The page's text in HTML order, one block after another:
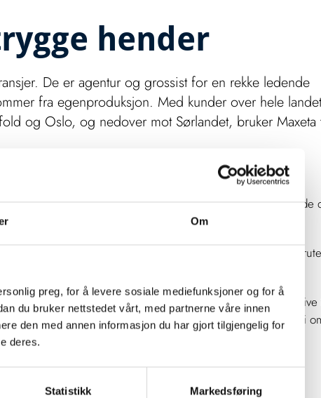
Om
preg, for å levere sosiale mediefunksjoner og for å
du bruker nettstedet vårt, med partnerne våre innen
den med annen informasjon du har gjort tilgjengelig for
deres.
Statistikk Markedsføring
hender
De er agentur og grossist for en rekke ledende
fra egenproduksjon. Med kunder over hele
og Oslo, og nedover mot Sørlandet, bruker Maxeta
som de benytter til mye av transporten sin, samtidig som de
kunder siden 2007.
og Oslo bruker vi dem hver dag, og så har de en
av varer til Oslo-området. De undersøkte ulike alternative
blitt større. I takt med dette har oppdragene til Blå Kurér økt i
de inngår med kundene sine. De trenger pålitelige